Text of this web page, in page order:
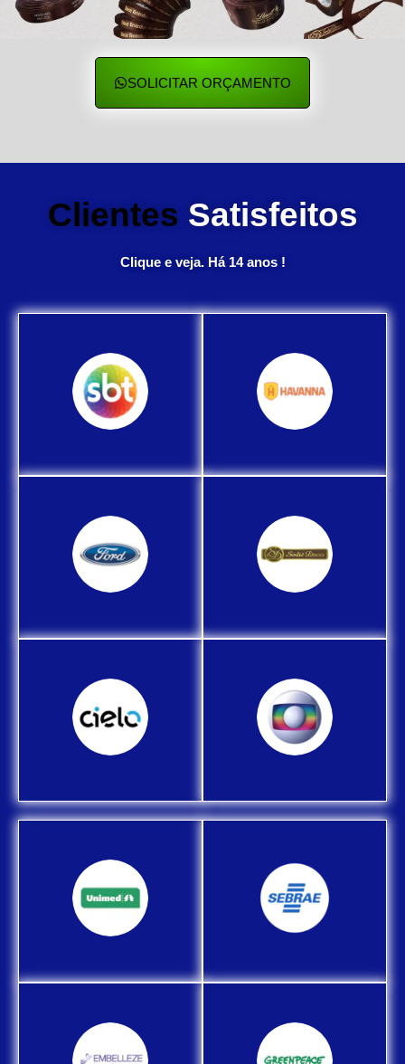
SOLICITAR ORÇAMENTO
Clientes Satisfeitos
Clique e veja. Há 14 anos !